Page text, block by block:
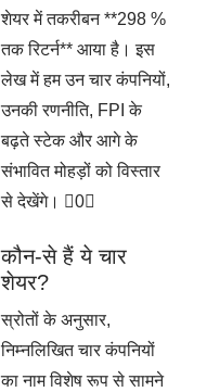
शेयर में तकरीबन **298 %
तक रिटर्न** आया है। इस
लेख में हम उन चार कंपनियों,
उनकी रणनीति, FPI के
बढ़ते स्टेक और आगे के
संभावित मोहड़ों को विस्तार
से देखेंगे। 0
कौन-से हैं ये चार
शेयर?
स्रोतों के अनुसार,
निम्नलिखित चार कंपनियों
का नाम विशेष रूप से सामने